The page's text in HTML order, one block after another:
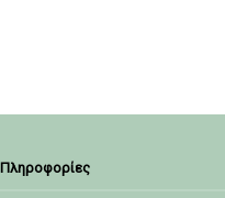
Πληροφορίες